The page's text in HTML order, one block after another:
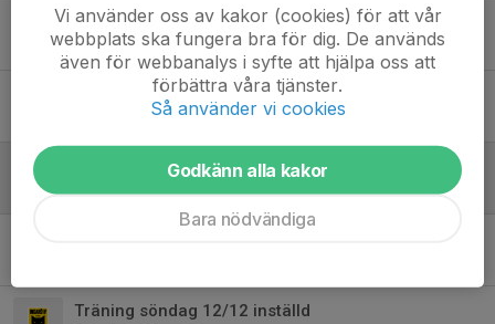
Säsongsstart
25 aug 2022 0
Träningar april
28 mar 2022 0
Träning inställd torsdag 24/2
21 feb 2022 0
Träning söndag 12/12 inställd
Vi använder oss av kakor (cookies) för att vår
webbplats ska fungera bra för dig. De används
även för webbanalys i syfte att hjälpa oss att
förbättra våra tjänster.
Så använder vi cookies
Godkänn alla kakor
Bara nödvändiga